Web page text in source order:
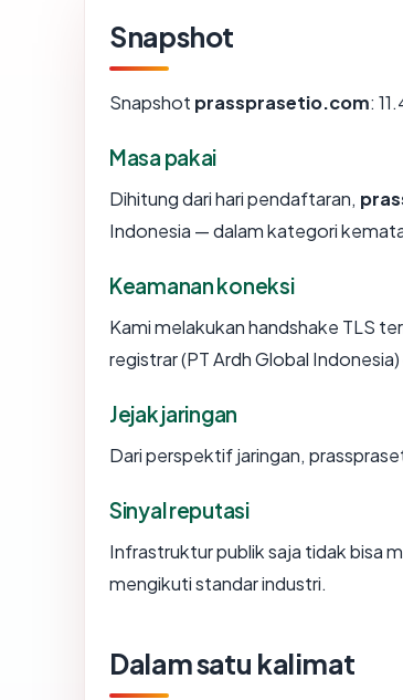
Snapshot
Snapshot prassprasetio.com:
Masa pakai
Dihitung dari hari pendaftaran,
Indonesia — dalam kategori
Keamanan koneksi
Kami melakukan handshake TLS
registrar (PT Ardh Global
Jejak jaringan
Dari perspektif jaringan,
Sinyal reputasi
Infrastruktur publik saja tidak bisa
mengikuti standar industri.
Dalam satu kalimat